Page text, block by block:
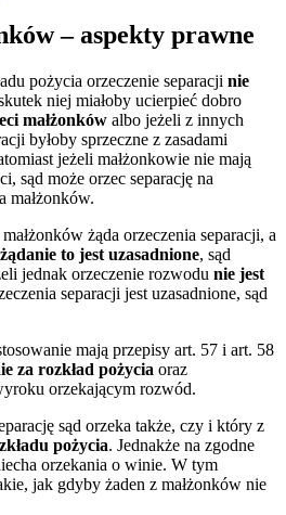
– aspekty prawne
pożycia orzeczenie separacji nie
niej miałoby ucierpieć dobro
małżonków albo jeżeli z innych
byłoby sprzeczne z zasadami
jeżeli małżonkowie nie mają
sąd może orzec separację na
małżonków.
żąda orzeczenia separacji, a
żądanie to jest uzasadnione, sąd
jednak orzeczenie rozwodu nie jest
separacji jest uzasadnione, sąd
mają przepisy art. 57 i art. 58
za rozkład pożycia oraz
orzekającym rozwód.
sąd orzeka także, czy i który z
pożycia. Jednakże na zgodne
orzekania o winie. W tym
jak gdyby żaden z małżonków nie